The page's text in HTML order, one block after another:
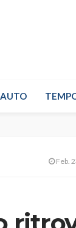
AUTO
Feb.